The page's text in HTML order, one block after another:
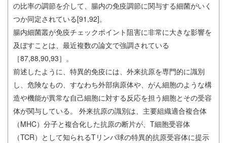
の比率の調節を介して、腸内の免疫調節に関与する細菌がいく
つか同定されている[91,92]。
腸内細菌叢が免疫チェックポイント阻害に非常に大きな影響を
及ぼすことは、最近複数の論文で強調されている
［87,88,90,93］。
前述したように、特異的免疫には、外来抗原を専門的に識別
し、危険なもの、すなわち外部病原体や、がん細胞のような構
造や機能が異常な自己細胞に対する反応を担う細胞とその受容
体が関与している。 外来抗原の識別は、主要組織適合複合体
（MHC）分子と複合化した抗原の断片が、T細胞受容体
（TCR）として知られるTリンパ球の特異的抗原受容体に提示